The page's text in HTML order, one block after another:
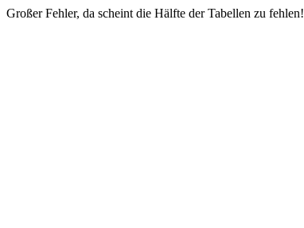
Großer Fehler, da scheint die Hälfte der Tabellen zu fehlen!